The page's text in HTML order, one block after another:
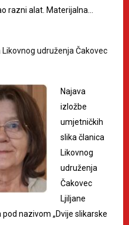
razni alat. Materijalna…
udruženja Čakovec
Najava
izložbe
umjetničkih
slika članica
Likovnog
udruženja
Čakovec
Ljiljane
nazivom „Dvije slikarske